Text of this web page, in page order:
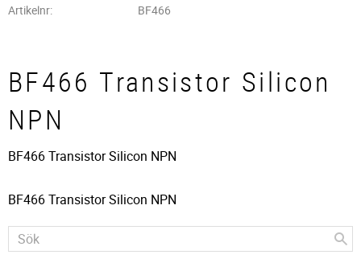
Artikelnr
BF466
BF466 Transistor Silicon
NPN
BF466 Transistor Silicon NPN
BF466 Transistor Silicon NPN